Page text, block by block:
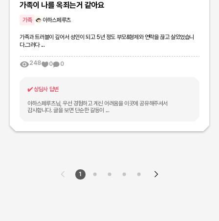
가족이 나를 옥죄는거 같아요
가족 아하스페루츠
가족과 트러블이 깊어서 성인이 되고 5년 정도 부모&형제와 연락을 끊고 살았었습니
다.그러다 ...
248 0 0
✔️상담사 답변
아하스페루츠님, 우선 경험하고 계신 어려움을 이곳에 공유해주셔서
감사합니다. 글을 보면 단순한 갈등이 ...
1